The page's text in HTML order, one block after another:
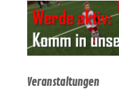
Veranstaltungen